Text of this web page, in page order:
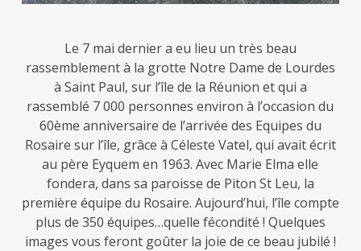
Le 7 mai dernier a eu lieu un très beau
rassemblement à la grotte Notre Dame de Lourdes
à Saint Paul, sur l’île de la Réunion et qui a
rassemblé 7 000 personnes environ à l’occasion du
60ème anniversaire de l’arrivée des Equipes du
Rosaire sur l’île, grâce à Céleste Vatel, qui avait écrit
au père Eyquem en 1963. Avec Marie Elma elle
fondera, dans sa paroisse de Piton St Leu, la
première équipe du Rosaire. Aujourd’hui, l’île compte
plus de 350 équipes…quelle fécondité ! Quelques
images vous feront goûter la joie de ce beau jubilé !